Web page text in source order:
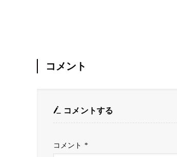
コメント
コメントする
コメント *